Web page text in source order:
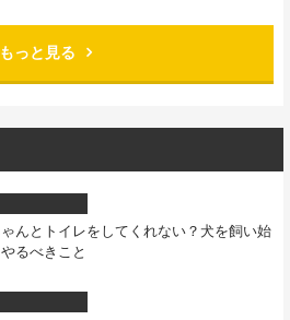
もっと見る
んとトイレをしてくれない？犬を飼い始
るべきこと